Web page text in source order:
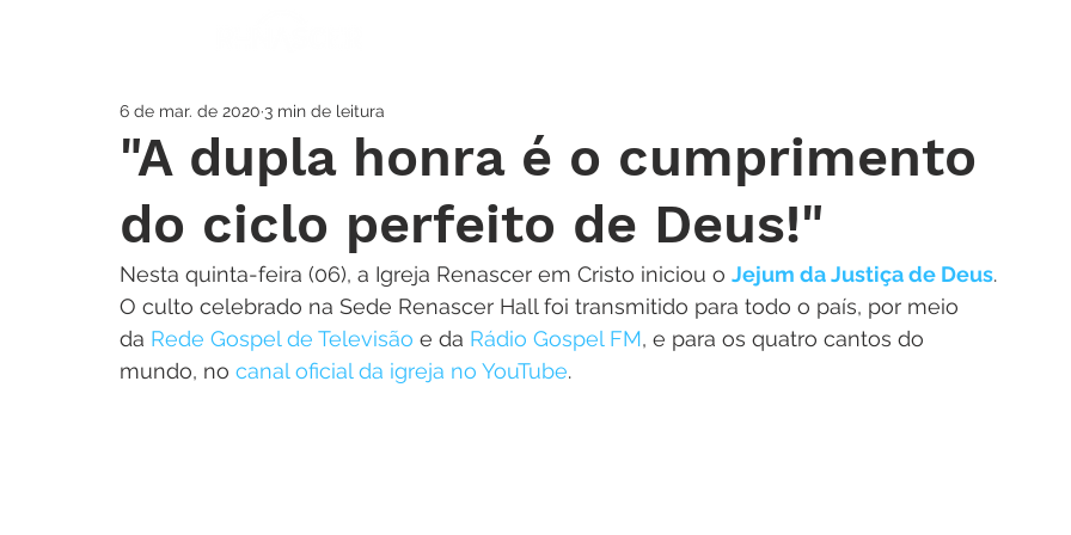
"A dupla honra é o cumprimento
do ciclo perfeito de Deus!"
6 de mar. de 2020 3 min de leitura
Nesta quinta-feira (06), a Igreja Renascer em Cristo iniciou o Jejum da Justiça de Deus.
O culto celebrado na Sede Renascer Hall foi transmitido para todo o país, por meio
da Rede Gospel de Televisão e da Rádio Gospel FM, e para os quatro cantos do
mundo, no canal oficial da igreja no YouTube.